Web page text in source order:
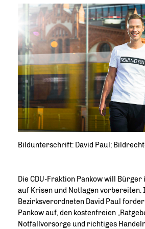
Bildunterschrift: David Paul;
Die CDU-Fraktion Pankow will Bürger
auf Krisen und Notlagen vorbereiten.
Bezirksverordneten David Paul
Pankow auf, den kostenfreien
Notfallvorsorge und richtiges